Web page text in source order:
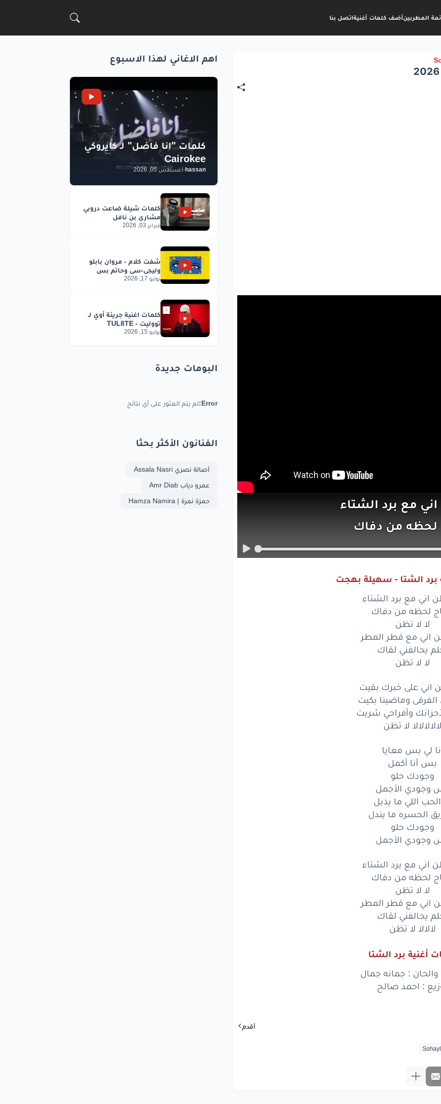
المطربينأضف كلمات أغنيةاتصل بنا
اني مع برد الشتاء
لحظه من دفاك
لالاتظن
لالاتظن
انيمعبردالشتاء
لحظهمندفاك
انيمعقطرالمطر
يحالفنيلقاك
اني علىخبرك
وماضينا
وأفراحي
لاتظن
على
وماضينا
وأفراحي
لاتظن
معايا
أنا أكمل
حلو
الحسره
وجودي
برد الشتا - سهيلة بهجت
اني مع برد الشتاء
لحظه من دفاك
لا لا تظن
اني مع قطر المطر
يحالفني لقاك
لا لا تظن
اني على خبرك بقيت
الفرقى وماضينا بكيت
وأفراحي شريت
لالالالالا لا تظن
لي بس معايا
بس أنا أكمل
وجودك حلو
وجودي الأجمل
الحب اللي ما يذبل
الحسره ما يندل
وجودك حلو
وجودي الأجمل
اني مع برد الشتاء
لحظه من دفاك
لا لا تظن
اني مع قطر المطر
يحالفني لقاك
لالالا لا تظن
أغنية برد الشتا
: جمانه جمال
: احمد صالح
أقدم
اهم الاغاني لهذا الاسبوع
hassan
-أغسطس 05, 2026
فبراير 03, 2026
يوليو 17, 2026
يوليو 15, 2026
البومات جديدة
Error: لم يتم العثور على أي نتائج
الفنانون الأكثر بحثا
أصالة نصري Assala Nasri
عمرو دياب Amr Diab
حمزة نمرة | Hamza Namira